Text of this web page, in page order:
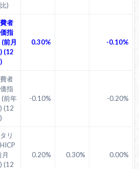
)
者
指
前月
(12
0.30% -0.10%
者
指
(前年
(12
-0.10% -0.20%
リ
(12
0.20% 0.30% 0.00%